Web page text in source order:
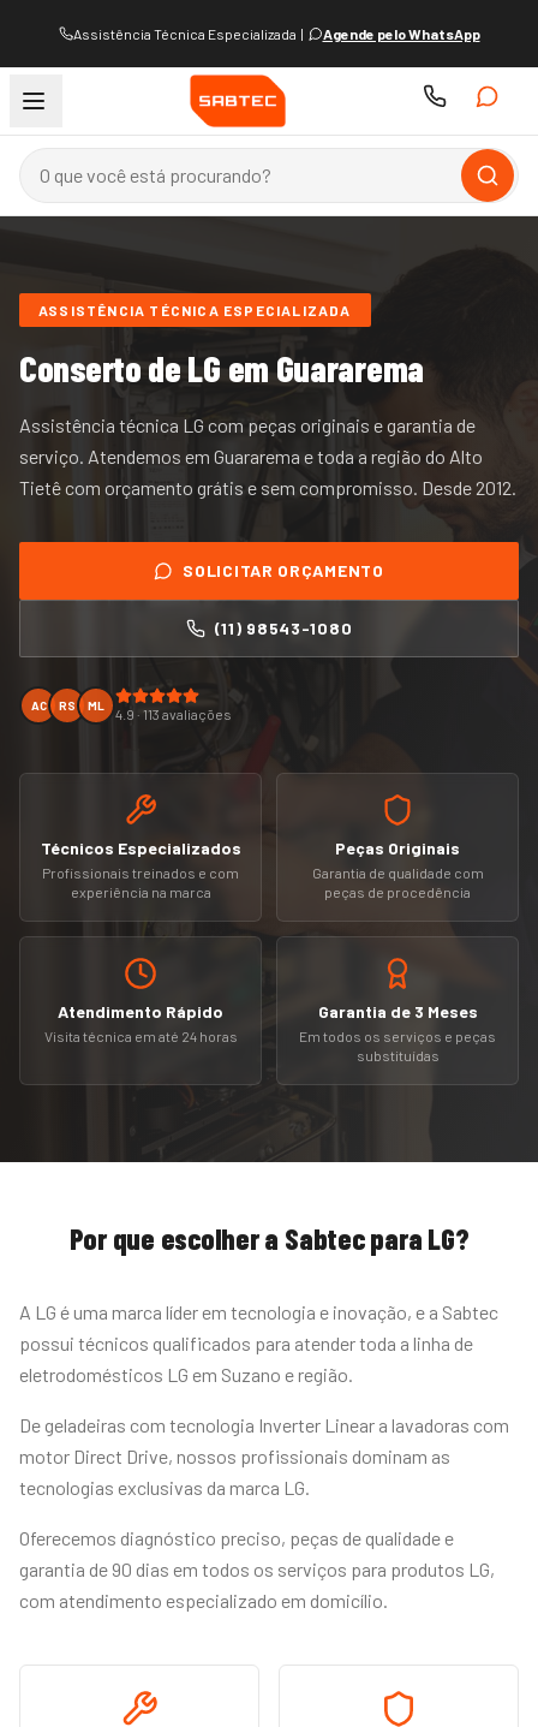
Assistência Técnica Especializada | Agende pelo WhatsApp
ASSISTÊNCIA TÉCNICA ESPECIALIZADA
Conserto deLGem Guararema
Assistência técnica LG com peças originais e garantia de
serviço. Atendemos em Guararema etoda a região do Alto
Tietêcom orçamento grátis e sem compromisso. Desde 2012.
SOLICITAR ORÇAMENTO
(11) 98543-1080
AC RS ML
4.9 · 113 avaliações
Técnicos Especializados
Profissionais treinados e com
experiência na marca
Peças Originais
Garantia de qualidade com
peças de procedência
Atendimento Rápido
Visita técnica em até 24 horas
Garantia de 3 Meses
Em todos os serviços e peças
substituídas
Por que escolher a Sabtec para LG?
A LG é uma marca líder em tecnologia e inovação, e a Sabtec
possui técnicos qualificados para atender toda a linha de
eletrodomésticos LG em Suzano e região.
De geladeiras com tecnologia Inverter Linear a lavadoras com
motor Direct Drive, nossos profissionais dominam as
tecnologias exclusivas da marca LG.
Oferecemos diagnóstico preciso, peças de qualidade e
garantia de 90 dias em todos os serviços para produtos LG,
com atendimento especializado em domicílio.